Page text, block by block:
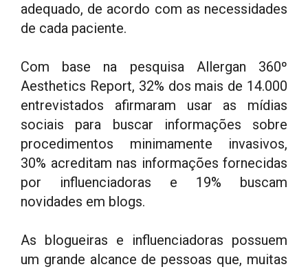
adequado, de acordo com as necessidades
de cada paciente.
Com base na pesquisa Allergan 360º
Aesthetics Report, 32% dos mais de 14.000
entrevistados afirmaram usar as mídias
sociais para buscar informações sobre
procedimentos minimamente invasivos,
30% acreditam nas informações fornecidas
por influenciadoras e 19% buscam
novidades em blogs.
As blogueiras e influenciadoras possuem
um grande alcance de pessoas que, muitas